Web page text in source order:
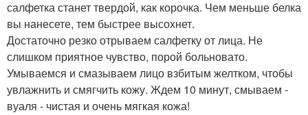
салфетка станет твердой, как корочка. Чем меньше белка
вы нанесете, тем быстрее высохнет.
Достаточно резко отрываем салфетку от лица. Не
слишком приятное чувство, порой больновато.
Умываемся и смазываем лицо взбитым желтком, чтобы
увлажнить и смягчить кожу. Ждем 10 минут, смываем -
вуаля - чистая и очень мягкая кожа!